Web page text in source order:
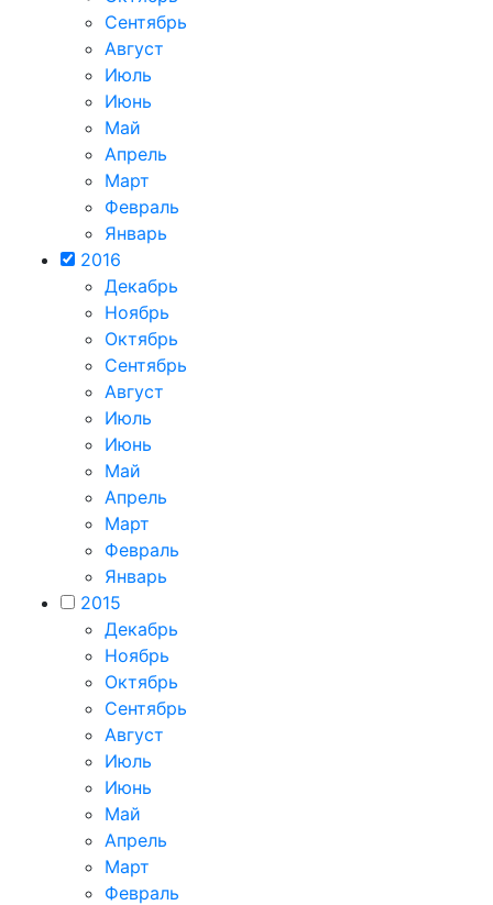
Сентябрь
Август
Июль
Июнь
Май
Апрель
Март
Февраль
Январь
2016
Декабрь
Ноябрь
Октябрь
Сентябрь
Август
Июль
Июнь
Май
Апрель
Март
Февраль
Январь
2015
Декабрь
Ноябрь
Октябрь
Сентябрь
Август
Июль
Июнь
Май
Апрель
Март
Февраль